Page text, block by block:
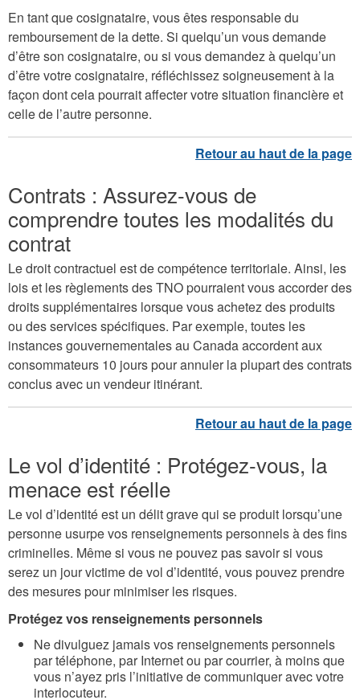
En tant que cosignataire, vous êtes responsable du
remboursement de la dette. Si quelqu’un vous demande
d’être son cosignataire, ou si vous demandez à quelqu’un
d’être votre cosignataire, réfléchissez soigneusement à la
façon dont cela pourrait affecter votre situation financière et
celle de l’autre personne.
Contrats : Assurez-vous de
comprendre toutes les modalités du
contrat
Le droit contractuel est de compétence territoriale. Ainsi, les
lois et les règlements des TNO pourraient vous accorder des
droits supplémentaires lorsque vous achetez des produits
ou des services spécifiques. Par exemple, toutes les
instances gouvernementales au Canada accordent aux
consommateurs 10 jours pour annuler la plupart des contrats
conclus avec un vendeur itinérant.
Le vol d’identité : Protégez-vous, la
menace est réelle
Le vol d’identité est un délit grave qui se produit lorsqu’une
personne usurpe vos renseignements personnels à des fins
criminelles. Même si vous ne pouvez pas savoir si vous
serez un jour victime de vol d’identité, vous pouvez prendre
des mesures pour minimiser les risques.
Protégez vos renseignements personnels
Ne divulguez jamais vos renseignements personnels
par téléphone, par Internet ou par courrier, à moins que
vous n’ayez pris l’initiative de communiquer avec votre
interlocuteur.